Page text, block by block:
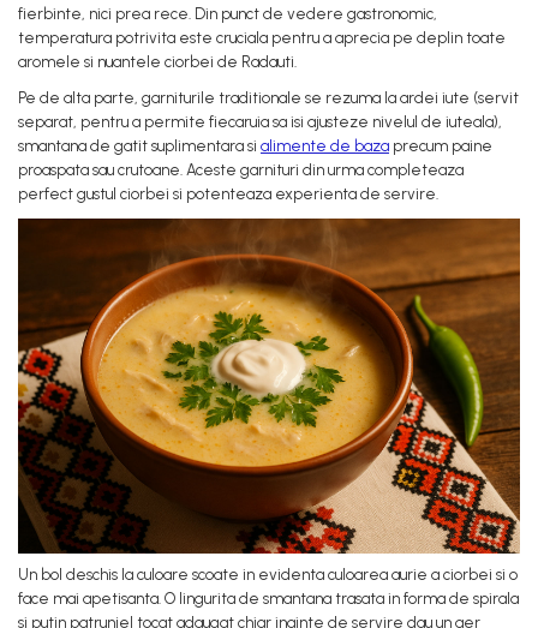
fierbinte, nici prea rece. Din punct de vedere gastronomic,
temperatura potrivita este cruciala pentru a aprecia pe deplin toate
aromele si nuantele ciorbei de Radauti.
Pe de alta parte, garniturile traditionale se rezuma la ardei iute (servit
separat, pentru a permite fiecaruia sa isi ajusteze nivelul de iuteala),
smantana de gatit suplimentara si alimente de baza precum paine
proaspata sau crutoane. Aceste garnituri din urma completeaza
perfect gustul ciorbei si potenteaza experienta de servire.
Un bol deschis la culoare scoate in evidenta culoarea aurie a ciorbei si o
face mai apetisanta. O lingurita de smantana trasata in forma de spirala
si putin patrunjel tocat adaugat chiar inainte de servire dau un aer